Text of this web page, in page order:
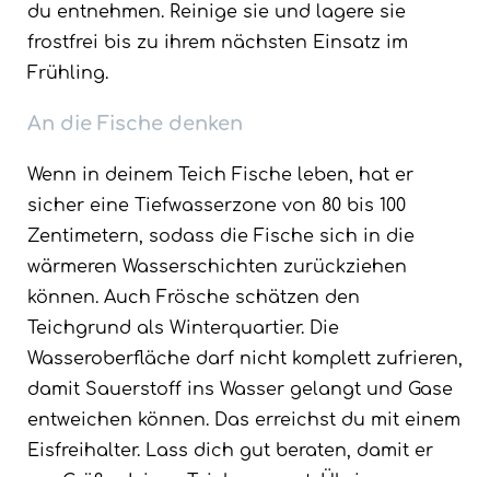
du entnehmen. Reinige sie und lagere sie
frostfrei bis zu ihrem nächsten Einsatz im
Frühling.
An die Fische denken
Wenn in deinem Teich Fische leben, hat er
sicher eine Tiefwasserzone von 80 bis 100
Zentimetern, sodass die Fische sich in die
wärmeren Wasserschichten zurückziehen
können. Auch Frösche schätzen den
Teichgrund als Winterquartier. Die
Wasseroberfläche darf nicht komplett zufrieren,
damit Sauerstoff ins Wasser gelangt und Gase
entweichen können. Das erreichst du mit einem
Eisfreihalter. Lass dich gut beraten, damit er